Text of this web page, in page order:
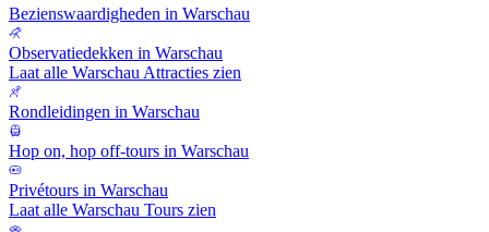
Bezienswaardigheden in Warschau
Observatiedekken in Warschau
Laat alle Warschau Attracties zien
Rondleidingen in Warschau
Hop on, hop off-tours in Warschau
Privétours in Warschau
Laat alle Warschau Tours zien